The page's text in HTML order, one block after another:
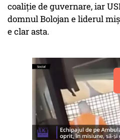
coaliţie de guvernare, iar
domnul Bolojan e liderul
e clar asta.